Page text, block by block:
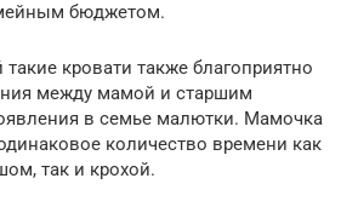
бюджетом.
кровати также благоприятно
между мамой и старшим
в семье малютки. Мамочка
количество времени как
так и крохой.